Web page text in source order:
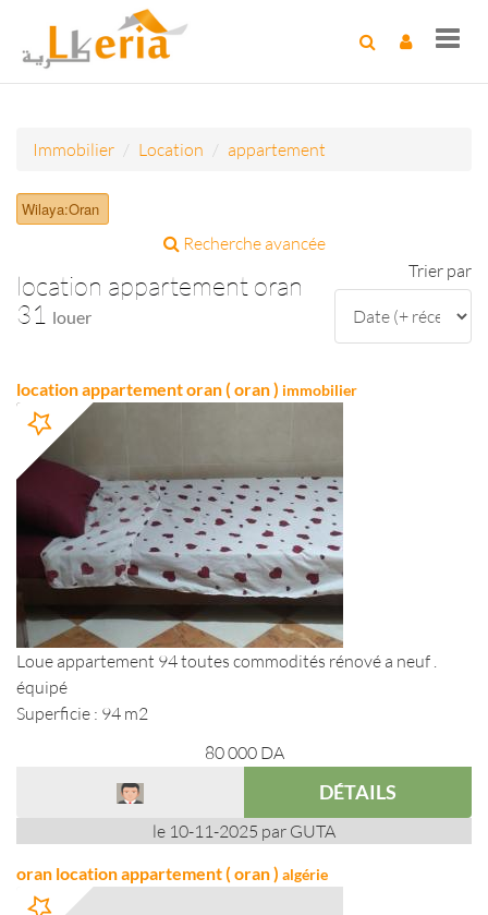
Immobilier Location appartement
Wilaya:Oran
Recherche avancée
location appartement oran
31 louer
Trier par
location appartement oran ( oran ) immobilier
Loue appartement 94 toutes commodités rénové a neuf .
équipé
Superficie : 94 m2
80 000 DA
DÉTAILS
le 10-11-2025 par GUTA
oran location appartement ( oran ) algérie